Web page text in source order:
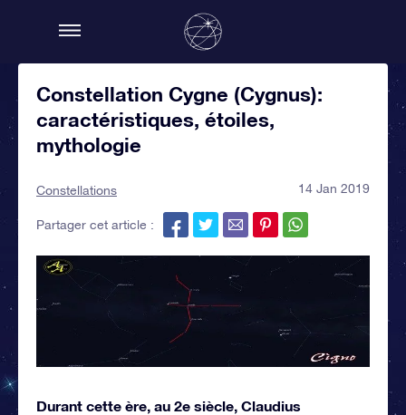
Constellation Cygne (Cygnus):
caractéristiques, étoiles,
mythologie
Constellations 14 Jan 2019
Partager cet article :
Durant cette ère, au 2e siècle, Claudius